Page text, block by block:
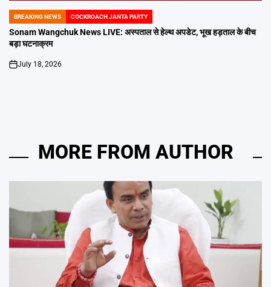
POSTED
IN
BREAKING NEWS COCKROACH JANTA PARTY
Sonam Wangchuk News LIVE: अस्पताल से हेल्थ अपडेट, भूख हड़ताल के बीच
बड़ा घटनाक्रम
on
July 18, 2026
MORE FROM AUTHOR